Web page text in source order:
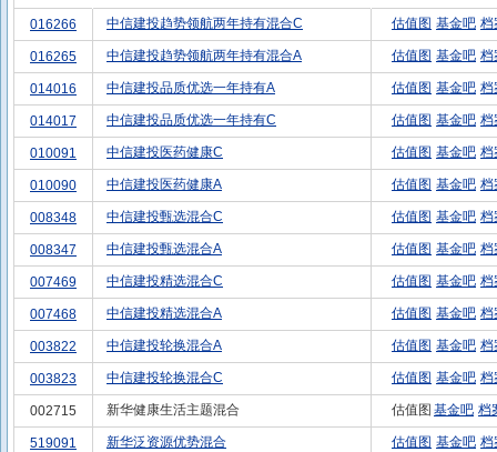
016266 中信建投趋势领航两年持有混合C 估值图 基金吧 档
016265 中信建投趋势领航两年持有混合A 估值图 基金吧 档
014016 中信建投品质优选一年持有A 估值图 基金吧 档
014017 中信建投品质优选一年持有C 估值图 基金吧 档
010091 中信建投医药健康C 估值图 基金吧 档
010090 中信建投医药健康A 估值图 基金吧 档
008348 中信建投甄选混合C 估值图 基金吧 档
008347 中信建投甄选混合A 估值图 基金吧 档
007469 中信建投精选混合C 估值图 基金吧 档
007468 中信建投精选混合A 估值图 基金吧 档
003822 中信建投轮换混合A 估值图 基金吧 档
003823 中信建投轮换混合C 估值图 基金吧 档
002715 新华健康生活主题混合 估值图 基金吧 档
519091 新华泛资源优势混合 估值图 基金吧 档